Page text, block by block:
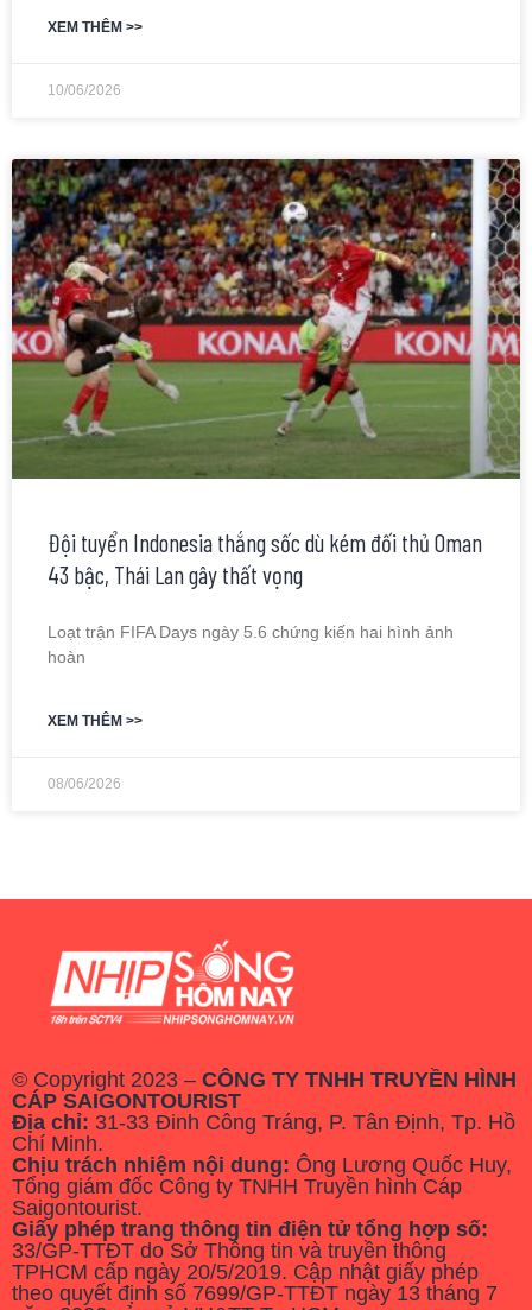
XEM THÊM >>
10/06/2026
Đội tuyển Indonesia thắng sốc dù kém đối thủ Oman
43 bậc, Thái Lan gây thất vọng
Loạt trận FIFA Days ngày 5.6 chứng kiến hai hình ảnh
hoàn
XEM THÊM >>
08/06/2026
© Copyright 2023 – CÔNG TY TNHH TRUYỀN HÌNH
CÁP SAIGONTOURIST
Địa chỉ: 31-33 Đinh Công Tráng, P. Tân Định, Tp. Hồ
Chí Minh.
Chịu trách nhiệm nội dung: Ông Lương Quốc Huy,
Tổng giám đốc Công ty TNHH Truyền hình Cáp
Saigontourist.
Giấy phép trang thông tin điện tử tổng hợp số:
33/GP-TTĐT do Sở Thông tin và truyền thông
TPHCM cấp ngày 20/5/2019. Cập nhật giấy phép
theo quyết định số 7699/GP-TTĐT ngày 13 tháng 7